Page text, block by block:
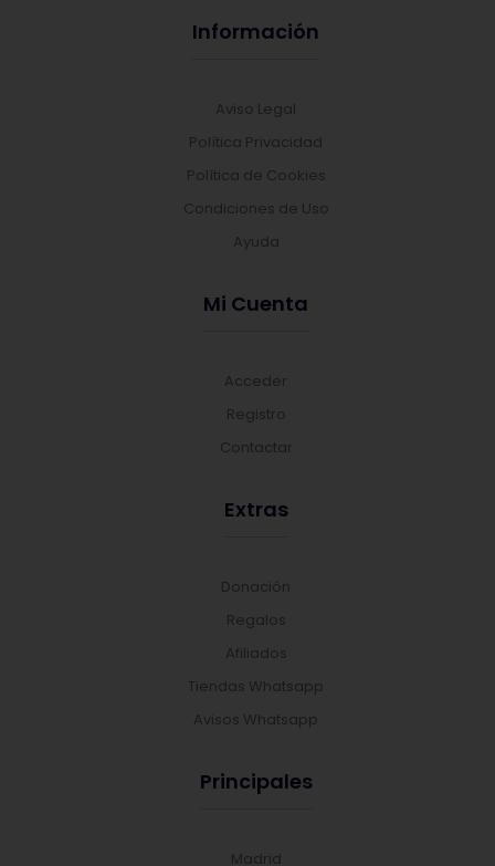
Información
Aviso Legal
Política Privacidad
Política de Cookies
Condiciones de Uso
Ayuda
Mi Cuenta
Acceder
Registro
Contactar
Extras
Donación
Regalos
Afiliados
Tiendas Whatsapp
Avisos Whatsapp
Principales
Madrid